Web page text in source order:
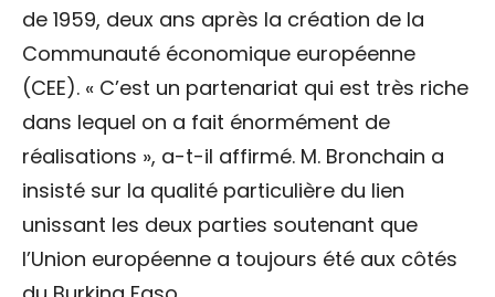
de 1959, deux ans après la création de la
Communauté économique européenne
(CEE). « C’est un partenariat qui est très riche
dans lequel on a fait énormément de
réalisations », a-t-il affirmé. M. Bronchain a
insisté sur la qualité particulière du lien
unissant les deux parties soutenant que
l’Union européenne a toujours été aux côtés